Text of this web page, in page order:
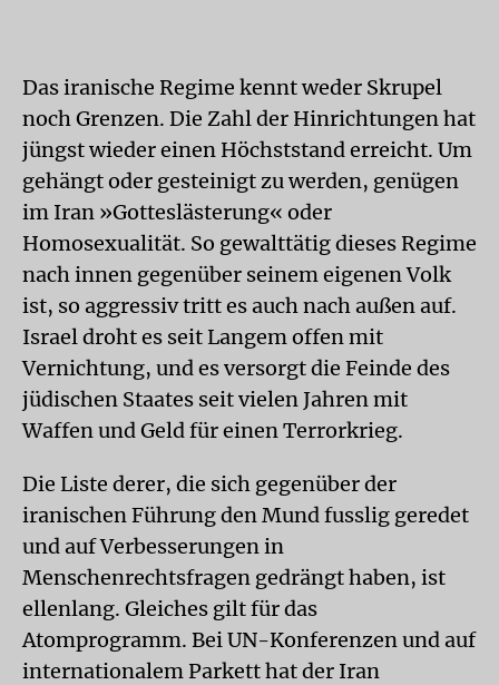
Das iranische Regime kennt weder Skrupel
noch Grenzen. Die Zahl der Hinrichtungen hat
jüngst wieder einen Höchststand erreicht. Um
gehängt oder gesteinigt zu werden, genügen
im Iran »Gotteslästerung« oder
Homosexualität. So gewalttätig dieses Regime
nach innen gegenüber seinem eigenen Volk
ist, so aggressiv tritt es auch nach außen auf.
Israel droht es seit Langem offen mit
Vernichtung, und es versorgt die Feinde des
jüdischen Staates seit vielen Jahren mit
Waffen und Geld für einen Terrorkrieg.
Die Liste derer, die sich gegenüber der
iranischen Führung den Mund fusslig geredet
und auf Verbesserungen in
Menschenrechtsfragen gedrängt haben, ist
ellenlang. Gleiches gilt für das
Atomprogramm. Bei UN-Konferenzen und auf
internationalem Parkett hat der Iran